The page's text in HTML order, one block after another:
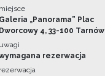
miejsce
Galeria „Panorama” Plac
Dworcowy 4, 33-100 Tarnów
uwagi
rezerwacja
rezerwacja